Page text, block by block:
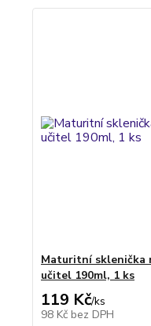
Maturitní sklenička
učitel 190ml, 1 ks
119 Kč/ks
98 Kč bez DPH